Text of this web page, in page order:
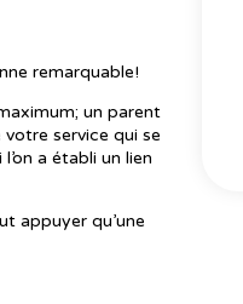
remarquable!
un parent
service qui se
a établi un lien
appuyer qu’une